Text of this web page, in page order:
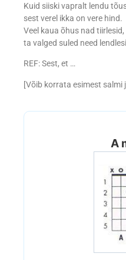
Kuid siiski vapralt lendu
sest verel ikka on vere hind.
Veel kaua õhus nad tiirlesid,
ta valged suled need
REF: Sest, et …
[Võib korrata esimest salmi
A